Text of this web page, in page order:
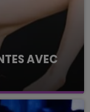
AVEC
Elvis cartonne